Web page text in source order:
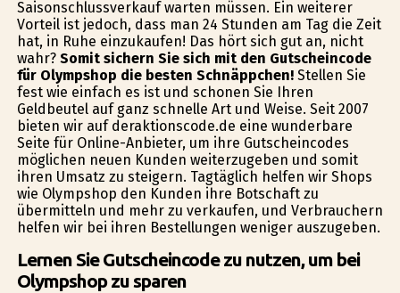
Saisonschlussverkauf warten müssen. Ein weiterer
Vorteil ist jedoch, dass man 24 Stunden am Tag die Zeit
hat, in Ruhe einzukaufen! Das hört sich gut an, nicht
wahr? Somit sichern Sie sich mit den Gutscheincode
für Olympshop die besten Schnäppchen!Stellen Sie
fest wie einfach es ist und schonen Sie Ihren
Geldbeutel auf ganz schnelle Art und Weise. Seit 2007
bieten wir auf deraktionscode.de eine wunderbare
Seite für Online-Anbieter, um ihre Gutscheincodes
möglichen neuen Kunden weiterzugeben und somit
ihren Umsatz zu steigern. Tagtäglich helfen wir Shops
wie Olympshop den Kunden ihre Botschaft zu
übermitteln und mehr zu verkaufen, und Verbrauchern
helfen wir bei ihren Bestellungen weniger auszugeben.
Lernen Sie Gutscheincode zu nutzen, um bei
Olympshop zu sparen